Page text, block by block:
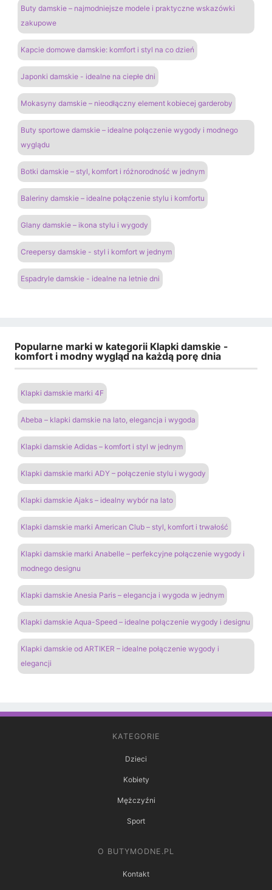
Buty damskie – najmodniejsze modele i praktyczne wskazówki
zakupowe
Kapcie domowe damskie: komfort i styl na co dzień
Japonki damskie - idealne na ciepłe dni
Mokasyny damskie – nieodłączny element kobiecej garderoby
Buty sportowe damskie – idealne połączenie wygody i modnego
wyglądu
Botki damskie – styl, komfort i różnorodność w jednym
Baleriny damskie – idealne połączenie stylu i komfortu
Glany damskie – ikona stylu i wygody
Creepersy damskie - styl i komfort w jednym
Espadryle damskie - idealne na letnie dni
Popularne marki w kategorii Klapki damskie -
komfort i modny wygląd na każdą porę dnia
Klapki damskie marki 4F
Abeba – klapki damskie na lato, elegancja i wygoda
Klapki damskie Adidas – komfort i styl w jednym
Klapki damskie marki ADY – połączenie stylu i wygody
Klapki damskie Ajaks – idealny wybór na lato
Klapki damskie marki American Club – styl, komfort i trwałość
Klapki damskie marki Anabelle – perfekcyjne połączenie wygody i
modnego designu
Klapki damskie Anesia Paris – elegancja i wygoda w jednym
Klapki damskie Aqua-Speed – idealne połączenie wygody i designu
Klapki damskie od ARTIKER – idealne połączenie wygody i
elegancji
KATEGORIE
Dzieci
Kobiety
Mężczyźni
Sport
O BUTYMODNE.PL
Kontakt